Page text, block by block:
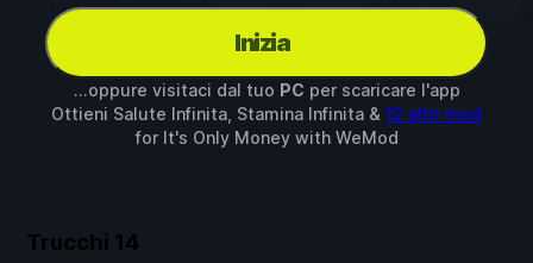
Inizia
...oppure visitaci dal tuo PC per scaricare l'app
Ottieni Salute Infinita, Stamina Infinita & 12 altri mod
for It's Only Moneywith WeMod
Trucchi 14